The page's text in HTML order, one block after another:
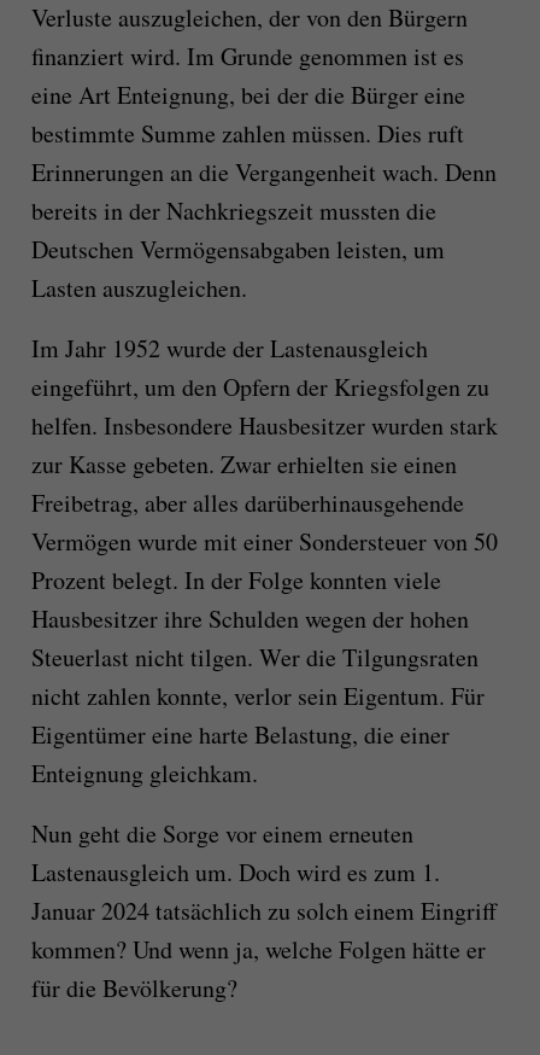
Verluste auszugleichen, der von den Bürgern
finanziert wird. Im Grunde genommen ist es
eine Art Enteignung, bei der die Bürger eine
bestimmte Summe zahlen müssen. Dies ruft
Erinnerungen an die Vergangenheit wach. Denn
bereits in der Nachkriegszeit mussten die
Deutschen Vermögensabgaben leisten, um
Lasten auszugleichen.
Im Jahr 1952 wurde der Lastenausgleich
eingeführt, um den Opfern der Kriegsfolgen zu
helfen. Insbesondere Hausbesitzer wurden stark
zur Kasse gebeten. Zwar erhielten sie einen
Freibetrag, aber alles darüberhinausgehende
Vermögen wurde mit einer Sondersteuer von 50
Prozent belegt. In der Folge konnten viele
Hausbesitzer ihre Schulden wegen der hohen
Steuerlast nicht tilgen. Wer die Tilgungsraten
nicht zahlen konnte, verlor sein Eigentum. Für
Eigentümer eine harte Belastung, die einer
Enteignung gleichkam.
Nun geht die Sorge vor einem erneuten
Lastenausgleich um. Doch wird es zum 1.
Januar 2024 tatsächlich zu solch einem Eingriff
kommen? Und wenn ja, welche Folgen hätte er
für die Bevölkerung?